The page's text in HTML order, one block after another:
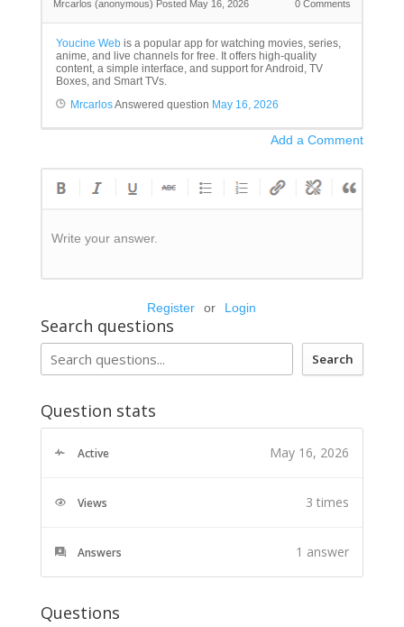
Mrcarlos (anonymous) Posted May 16, 2026 0 Comments
Youcine Webis a popular app for watching movies, series,
anime, and live channels for free. It offers high-quality
content, a simple interface, and support for Android, TV
Boxes, and Smart TVs.
MrcarlosAnswered question May 16, 2026
Add a Comment
Write your answer.
Register or Login
Search questions
Search
Question stats
Active May 16, 2026
Views 3 times
Answers 1 answer
Questions